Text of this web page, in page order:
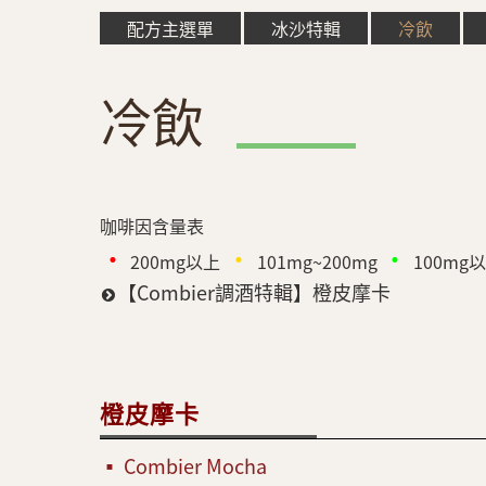
配方主選單 冰沙特輯 冷飲
冷飲
咖啡因含量表
• 200mg以上 • 101mg~200mg • 100mg
【Combier調酒特輯】橙皮摩卡
橙皮摩卡
Combier Mocha